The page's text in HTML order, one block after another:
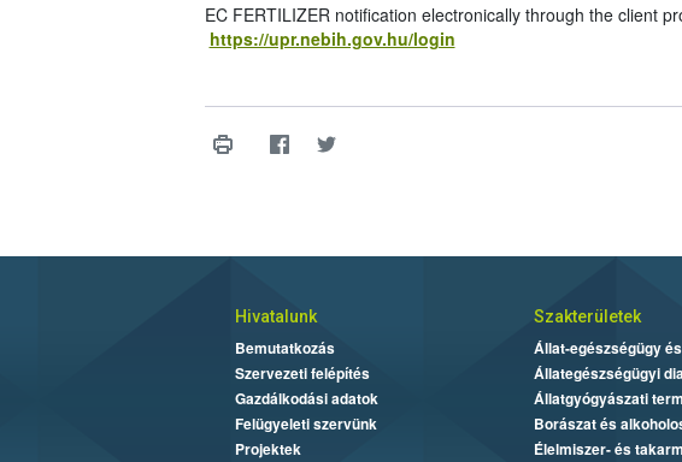
EC FERTILIZER notification electronically through the client
https://upr.nebih.gov.hu/login
Hivatalunk
Bemutatkozás
Szervezeti felépítés
Gazdálkodási adatok
Felügyeleti szervünk
Projektek
Szakterületek
Állat-egészségügy
Állategészségügyi
Állatgyógyászati
Borászat és
Élelmiszer- és